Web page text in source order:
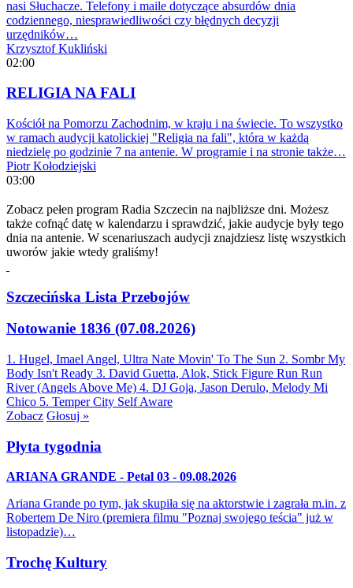
nasi Słuchacze. Telefony i maile dotyczące absurdów dnia
codziennego, niesprawiedliwości czy błędnych decyzji
urzędników…
Krzysztof Kukliński
02:00
RELIGIA NA FALI
Kościół na Pomorzu Zachodnim, w kraju i na świecie. To wszystko
w ramach audycji katolickiej "Religia na fali", która w każdą
niedzielę po godzinie 7 na antenie. W programie i na stronie także…
Piotr Kołodziejski
03:00
Zobacz pełen program Radia Szczecin na najbliższe dni. Możesz
także cofnąć datę w kalendarzu i sprawdzić, jakie audycje były tego
dnia na antenie. W scenariuszach audycji znajdziesz listę wszystkich
uworów jakie wtedy graliśmy!
Szczecińska Lista Przebojów
Notowanie 1836 (07.08.2026)
1. Hugel, Imael Angel, Ultra Nate Movin' To The Sun 2. Sombr My
Body Isn't Ready 3. David Guetta, Alok, Stick Figure Run Run
River (Angels Above Me) 4. DJ Goja, Jason Derulo, Melody Mi
Chico 5. Temper City Self Aware
Zobacz Głosuj »
Płyta tygodnia
ARIANA GRANDE - Petal 03 - 09.08.2026
Ariana Grande po tym, jak skupiła się na aktorstwie i zagrała m.in. z
Robertem De Niro (premiera filmu "Poznaj swojego teścia" już w
listopadzie)…
Trochę Kultury